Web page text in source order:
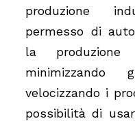
produzione
permesso di
la
velocizzando i
possibilità di